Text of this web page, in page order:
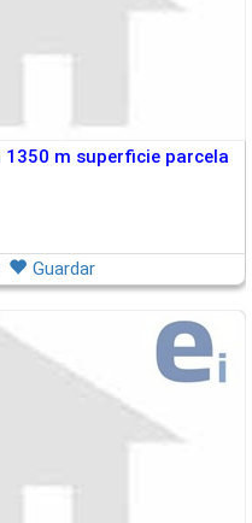
m superficie parcela
Guardar